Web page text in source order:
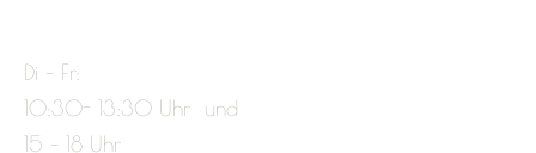
Di – Fr:
10:30- 13:30 Uhr und
15 – 18 Uhr